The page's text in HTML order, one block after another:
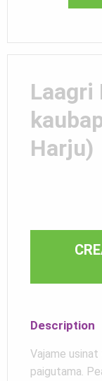
Harju)
Description
Vajame
paigutama.